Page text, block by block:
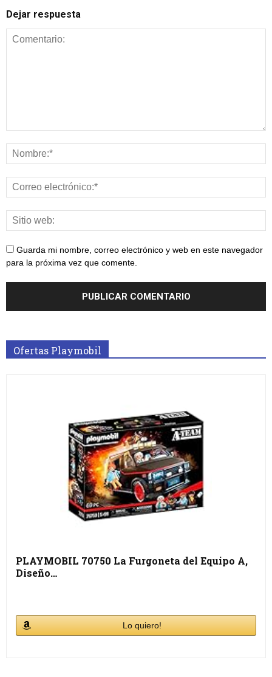
Dejar respuesta
Guarda mi nombre, correo electrónico y web en este navegador
para la próxima vez que comente.
Ofertas Playmobil
PLAYMOBIL 70750 La Furgoneta del Equipo A,
Diseño…
Lo quiero!